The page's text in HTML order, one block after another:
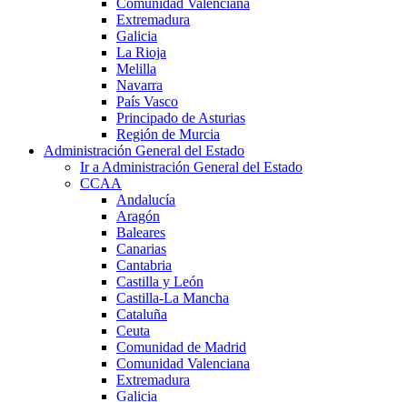
Extremadura
Galicia
La Rioja
Melilla
Navarra
País Vasco
Principado de Asturias
Región de Murcia
Administración General del Estado
Ir a Administración General del Estado
CCAA
Andalucía
Aragón
Baleares
Canarias
Cantabria
Castilla y León
Castilla-La Mancha
Cataluña
Ceuta
Comunidad de Madrid
Comunidad Valenciana
Extremadura
Galicia